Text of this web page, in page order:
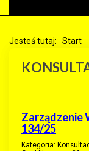
Jesteś tutaj: Start
Zarządzenie
134/25
Kategoria: